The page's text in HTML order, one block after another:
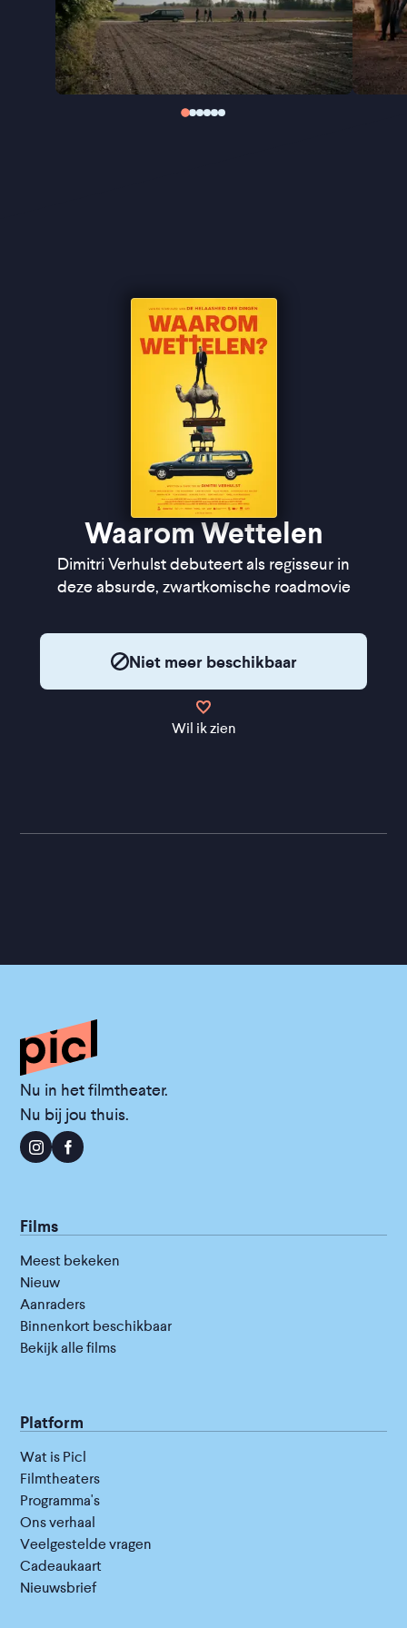
aanwezig. Begrafenisondernemers rijden
beschonken in een afgekeurde lijkwagen, bij een
uitvaart wordt een legendarische diarree-aanval
herdacht, en bij een lesbisch huwelijk wordt tijdens
een frikandellenbuffet de ’tettendans’ opgevoerd.
Waarom Wettelen
Dimitri Verhulst debuteert als regisseur in
deze absurde, zwartkomische roadmovie
Niet meer beschikbaar
Wil ik zien
Nu in het filmtheater.
Nu bij jou thuis.
Films
Meest bekeken
Nieuw
Aanraders
Binnenkort beschikbaar
Bekijk alle films
Platform
Wat is Picl
Filmtheaters
Programma's
Ons verhaal
Veelgestelde vragen
Cadeaukaart
Nieuwsbrief